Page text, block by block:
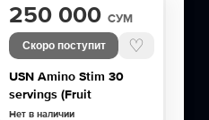
250 000 СУМ
Скоро поступит ♡
USN Amino Stim 30
servings (Fruit
Нет в наличии